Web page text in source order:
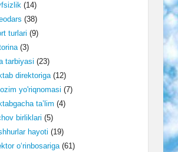
(14)
(38)
turlari (9)
(3)
tarbiyasi (23)
direktoriga(12)
yo'riqnomasi (7)
ta’lim (4)
birliklari (5)
hayoti (19)
o‘rinbosariga(61)